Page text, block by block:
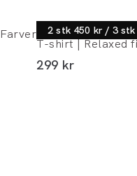
Farver 2 stk 450 kr / 3 stk
Lindbergh
T-shirt | Relaxed
I alt (inkl. rabat)
299 kr